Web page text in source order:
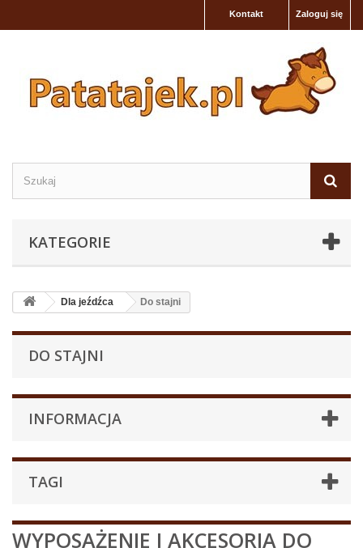
Zaloguj się
Kontakt
KATEGORIE
Dla jeźdźca Do stajni
DO STAJNI
INFORMACJA
TAGI
WYPOSAŻENIE I AKCESORIA DO